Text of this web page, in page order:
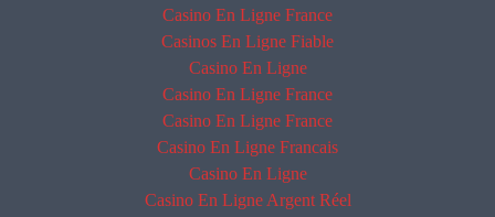
Casino En Ligne France
Casinos En Ligne Fiable
Casino En Ligne
Casino En Ligne France
Casino En Ligne France
Casino En Ligne Francais
Casino En Ligne
Casino En Ligne Argent Réel